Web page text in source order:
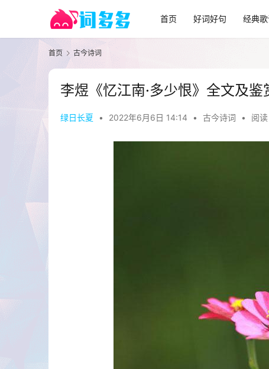
首页 好词好句 经典歌
首页 古今诗词
李煜《忆江南·多少恨》全文及鉴
绿日长夏 • 2022年6月6日 14:14 • 古今诗词 • 阅